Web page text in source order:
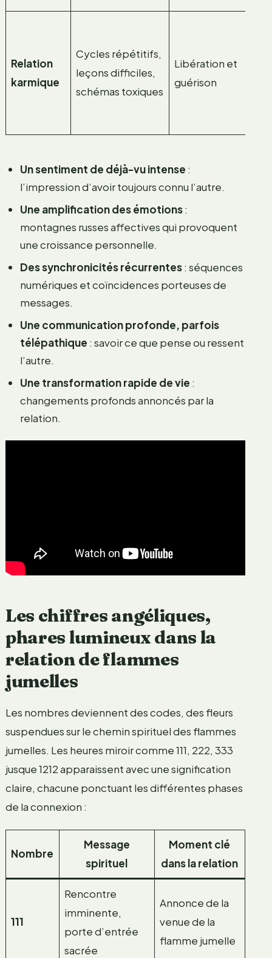
Relation
karmique
Cycles répétitifs,
leçons difficiles,
schémas toxiques
Libération et
guérison
Un sentiment de déjà-vu intense :
l’impression d’avoir toujours connu l’autre.
Une amplification des émotions:
montagnes russes affectives qui provoquent
une croissance personnelle.
Des synchronicités récurrentes: séquences
numériques et coïncidences porteuses de
messages.
Une communication profonde, parfois
télépathique : savoir ce que pense ou ressent
l’autre.
Une transformation rapide de vie :
changements profonds annoncés par la
relation.
Les chiffres angéliques,
phares lumineux dans la
relation de flammes
jumelles
Les nombres deviennent des codes, des fleurs
suspendues sur le chemin spirituel des flammes
jumelles. Les heures miroir comme 111, 222, 333
jusque 1212 apparaissent avec une signification
claire, chacune ponctuant les différentes phases
de la connexion :
Nombre
Message
spirituel
Moment clé
dans la relation
111
Rencontre
imminente,
porte d’entrée
sacrée
Annonce de la
venue de la
flamme jumelle